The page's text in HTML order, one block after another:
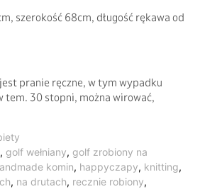
szerokość 68cm, długość rękawa od
pranie ręczne, w tym wypadku
tem. 30 stopni, można wirować,
, golf wełniany, golf zrobiony na
komin, happyczapy, knitting,
, na drutach, recznie robiony,